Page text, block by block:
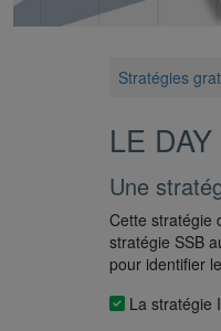
Stratégies
LE
Une
Cette stratégie
stratégie SSB
pour identifier
La stratégie